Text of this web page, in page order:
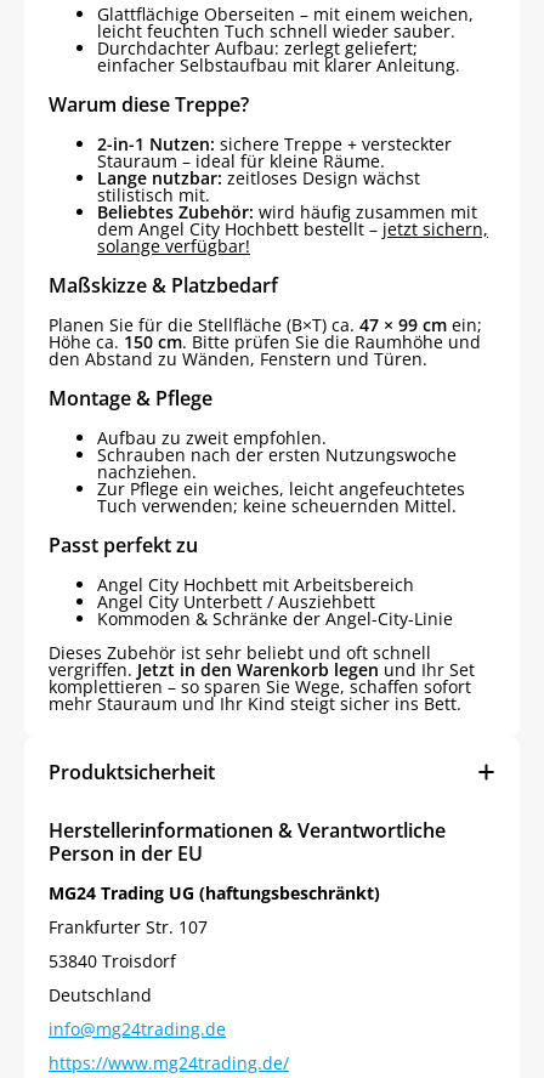
Glattflächige Oberseiten – mit einem weichen,
leicht feuchten Tuch schnell wieder sauber.
Durchdachter Aufbau: zerlegt geliefert;
einfacher Selbstaufbau mit klarer Anleitung.
Warum diese Treppe?
2-in-1 Nutzen: sichere Treppe + versteckter
Stauraum – ideal für kleine Räume.
Lange nutzbar: zeitloses Design wächst
stilistisch mit.
Beliebtes Zubehör: wird häufig zusammen mit
dem Angel City Hochbett bestellt – jetzt sichern,
solange verfügbar!
Maßskizze & Platzbedarf
Planen Sie für die Stellfläche (B×T) ca. 47 × 99 cm ein;
Höhe ca. 150 cm. Bitte prüfen Sie die Raumhöhe und
den Abstand zu Wänden, Fenstern und Türen.
Montage & Pflege
Aufbau zu zweit empfohlen.
Schrauben nach der ersten Nutzungswoche
nachziehen.
Zur Pflege ein weiches, leicht angefeuchtetes
Tuch verwenden; keine scheuernden Mittel.
Passt perfekt zu
Angel City Hochbett mit Arbeitsbereich
Angel City Unterbett / Ausziehbett
Kommoden & Schränke der Angel-City-Linie
Dieses Zubehör ist sehr beliebt und oft schnell
vergriffen. Jetzt in den Warenkorb legen und Ihr Set
komplettieren – so sparen Sie Wege, schaffen sofort
mehr Stauraum und Ihr Kind steigt sicher ins Bett.
Produktsicherheit
Herstellerinformationen & Verantwortliche
Person in der EU
MG24 Trading UG (haftungsbeschränkt)
Frankfurter Str. 107
53840 Troisdorf
Deutschland
info@mg24trading.de
https://www.mg24trading.de/
auf Ihre erste Bestellung sichern!